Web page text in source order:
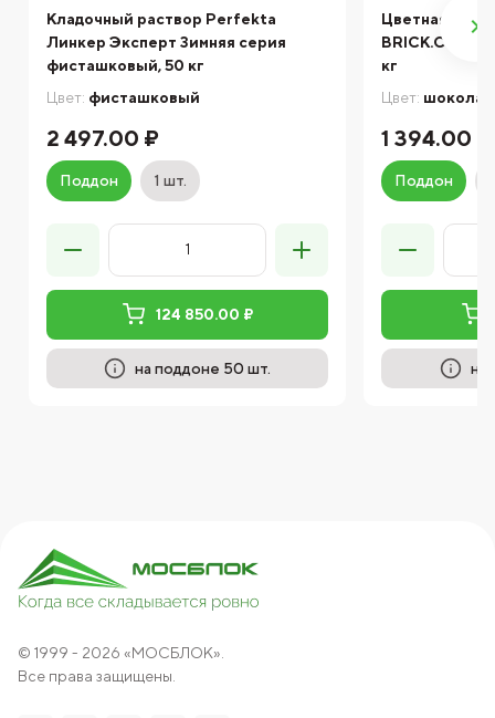
Кладочный раствор Perfekta
Линкер Эксперт Зимняя серия
фисташковый, 50 кг
Цвет: фисташковый
2 497.00 ₽
Поддон 1 шт.
124 850.00 ₽
на поддоне 50 шт.
Цветная
кг
Цвет: шоколад
1 394.00 ₽
Поддон
на
© 1999 - 2026 «МОСБЛОК».
Все права защищены.